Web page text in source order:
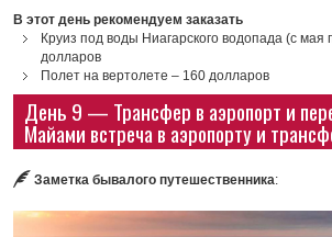
В этот день рекомендуем заказать
Круиз под воды Ниагарского водопада (с мая
долларов
Полет на вертолете – 160 долларов
День 9 — Трансфер в аэропорт и
Майами встреча в аэропорту и
Заметка бывалого путешественника: